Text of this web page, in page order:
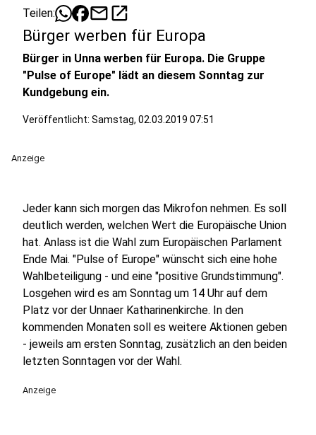
Teilen: mailopen_in_new
Bürger werben für Europa
Bürger in Unna werben für Europa. Die Gruppe
"Pulse of Europe" lädt an diesem Sonntag zur
Kundgebung ein.
Veröffentlicht: Samstag, 02.03.2019 07:51
Anzeige
Jeder kann sich morgen das Mikrofon nehmen. Es soll
deutlich werden, welchen Wert die Europäische Union
hat. Anlass ist die Wahl zum Europäischen Parlament
Ende Mai. "Pulse of Europe" wünscht sich eine hohe
Wahlbeteiligung - und eine "positive Grundstimmung".
Losgehen wird es am Sonntag um 14 Uhr auf dem
Platz vor der Unnaer Katharinenkirche. In den
kommenden Monaten soll es weitere Aktionen geben
- jeweils am ersten Sonntag, zusätzlich an den beiden
letzten Sonntagen vor der Wahl.
Anzeige